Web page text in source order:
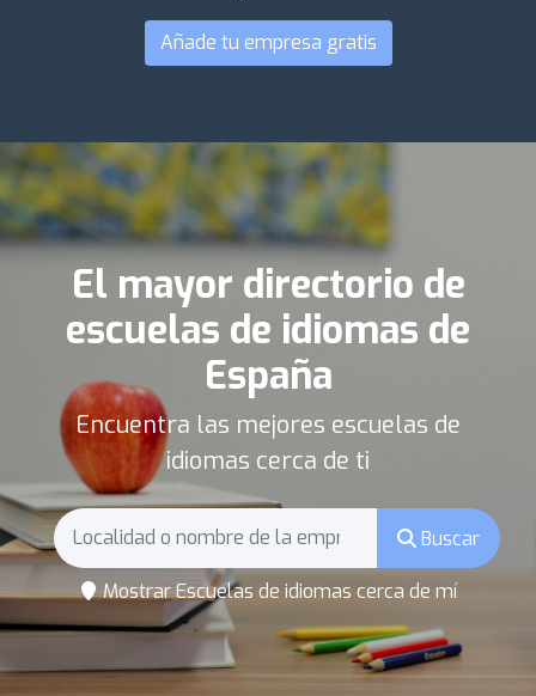
Añade tu empresa gratis
El mayor directorio de
escuelas de idiomas de
España
Encuentra las mejores escuelas de
idiomas cerca de ti
Buscar
Mostrar Escuelas de idiomas cerca de mí